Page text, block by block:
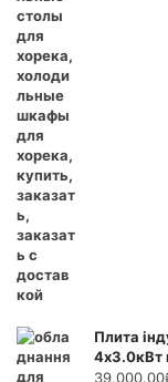
Плита
4х3.0кВт
39,000.00